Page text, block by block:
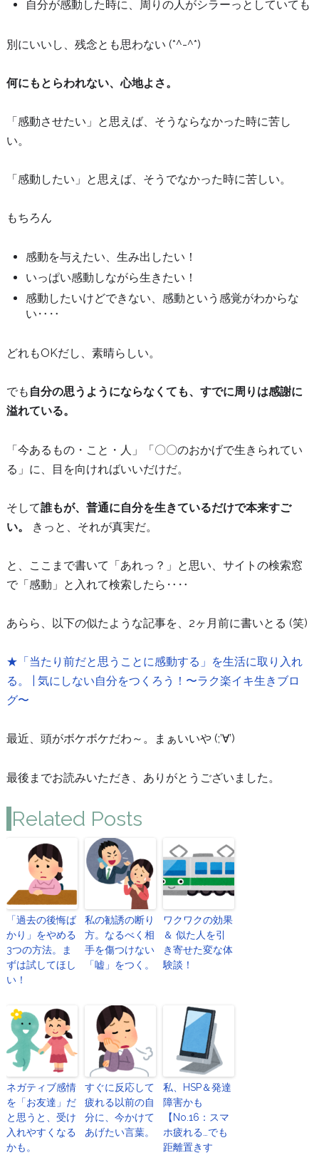
自分が感動した時に、周りの人がシラーっとしていても
別にいいし、残念とも思わない (*^-^*)
何にもとらわれない、心地よさ。
「感動させたい」と思えば、そうならなかった時に苦し
い。
「感動したい」と思えば、そうでなかった時に苦しい。
もちろん
感動を与えたい、生み出したい！
いっぱい感動しながら生きたい！
感動したいけどできない、感動という感覚がわからな
い‥‥
どれもOKだし、素晴らしい。
でも 自分の思うようにならなくても、すでに周りは感謝に
溢れている。
「今あるもの・こと・人」「〇〇のおかげで生きられてい
る」に、目を向ければいいだけだ。
そして誰もが、普通に自分を生きているだけで本来すご
い。
きっと、それが真実だ。
と、ここまで書いて「あれっ？」と思い、サイトの検索窓
で「感動」と入れて検索したら‥‥
あらら、以下の似たような記事を、2ヶ月前に書いとる (笑)
★「当たり前だと思うことに感動する」を生活に取り入れ
る。 | 気にしない自分をつくろう！〜ラク楽イキ生きブロ
グ〜
最近、頭がボケボケだわ～。まぁいいや (;’∀’)
最後までお読みいただき、ありがとうございました。
Related Posts
「過去の後悔ば
かり」をやめる
3つの方法。ま
ずは試してほし
い！
私の勧誘の断り
方。なるべく相
手を傷つけない
「嘘」をつく。
ワクワクの効果
＆ 似た人を引
き寄せた変な体
験談！
ネガティブ感情
を「お友達」だ
と思うと、受け
入れやすくなる
かも。
すぐに反応して
疲れる以前の自
分に、今かけて
あげたい言葉。
私、HSP＆発達
障害かも
【No.16：スマ
ホ疲れる…でも
距離置きす